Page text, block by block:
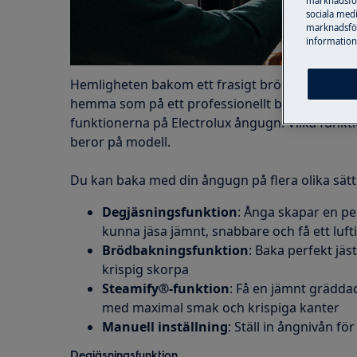
Hemligheten bakom ett frasigt bröd är ånga.
hemma som på ett professionellt bageri
funktionerna på Electrolux ångugn. Vilka
beror på modell.
Du kan baka med din ångugn på flera olika
Degjäsningsfunktion: Ånga skapar en
kunna jäsa jämnt, snabbare och få ett
Brödbakningsfunktion: Baka perfekt
krispig skorpa
Steamify®-funktion: Få en jämnt
med maximal smak och krispiga kanter
Manuell inställning: Ställ in ångnivån
Degjäsningsfunktion
sociala